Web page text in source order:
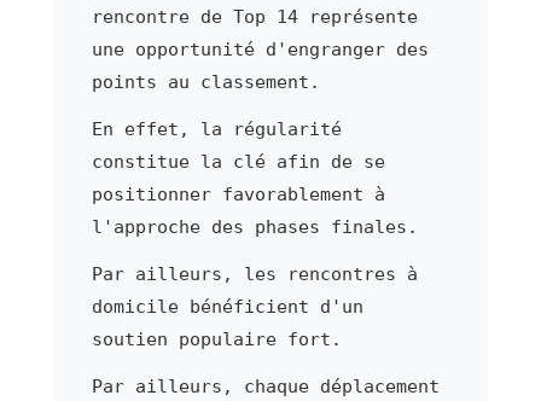
rencontre de Top 14 représente
une opportunité d'engranger des
points au classement.
En effet, la régularité
constitue la clé afin de se
positionner favorablement à
l'approche des phases finales.
Par ailleurs, les rencontres à
domicile bénéficient d'un
soutien populaire fort.
Par ailleurs, chaque déplacement